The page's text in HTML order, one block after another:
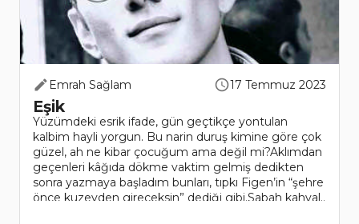
Emrah Sağlam 17 Temmuz 2023
Eşik
Yüzümdeki esrik ifade, gün geçtikçe yontulan
kalbim hayli yorgun. Bu narin duruş kimine göre çok
güzel, ah ne kibar çocuğum ama değil mi?Aklımdan
geçenleri kâğıda dökme vaktim gelmiş dedikten
sonra yazmaya başladım bunları, tıpkı Figen’in “şehre
önce kuzeyden gireceksin” dediği gibi.Sabah kahval..